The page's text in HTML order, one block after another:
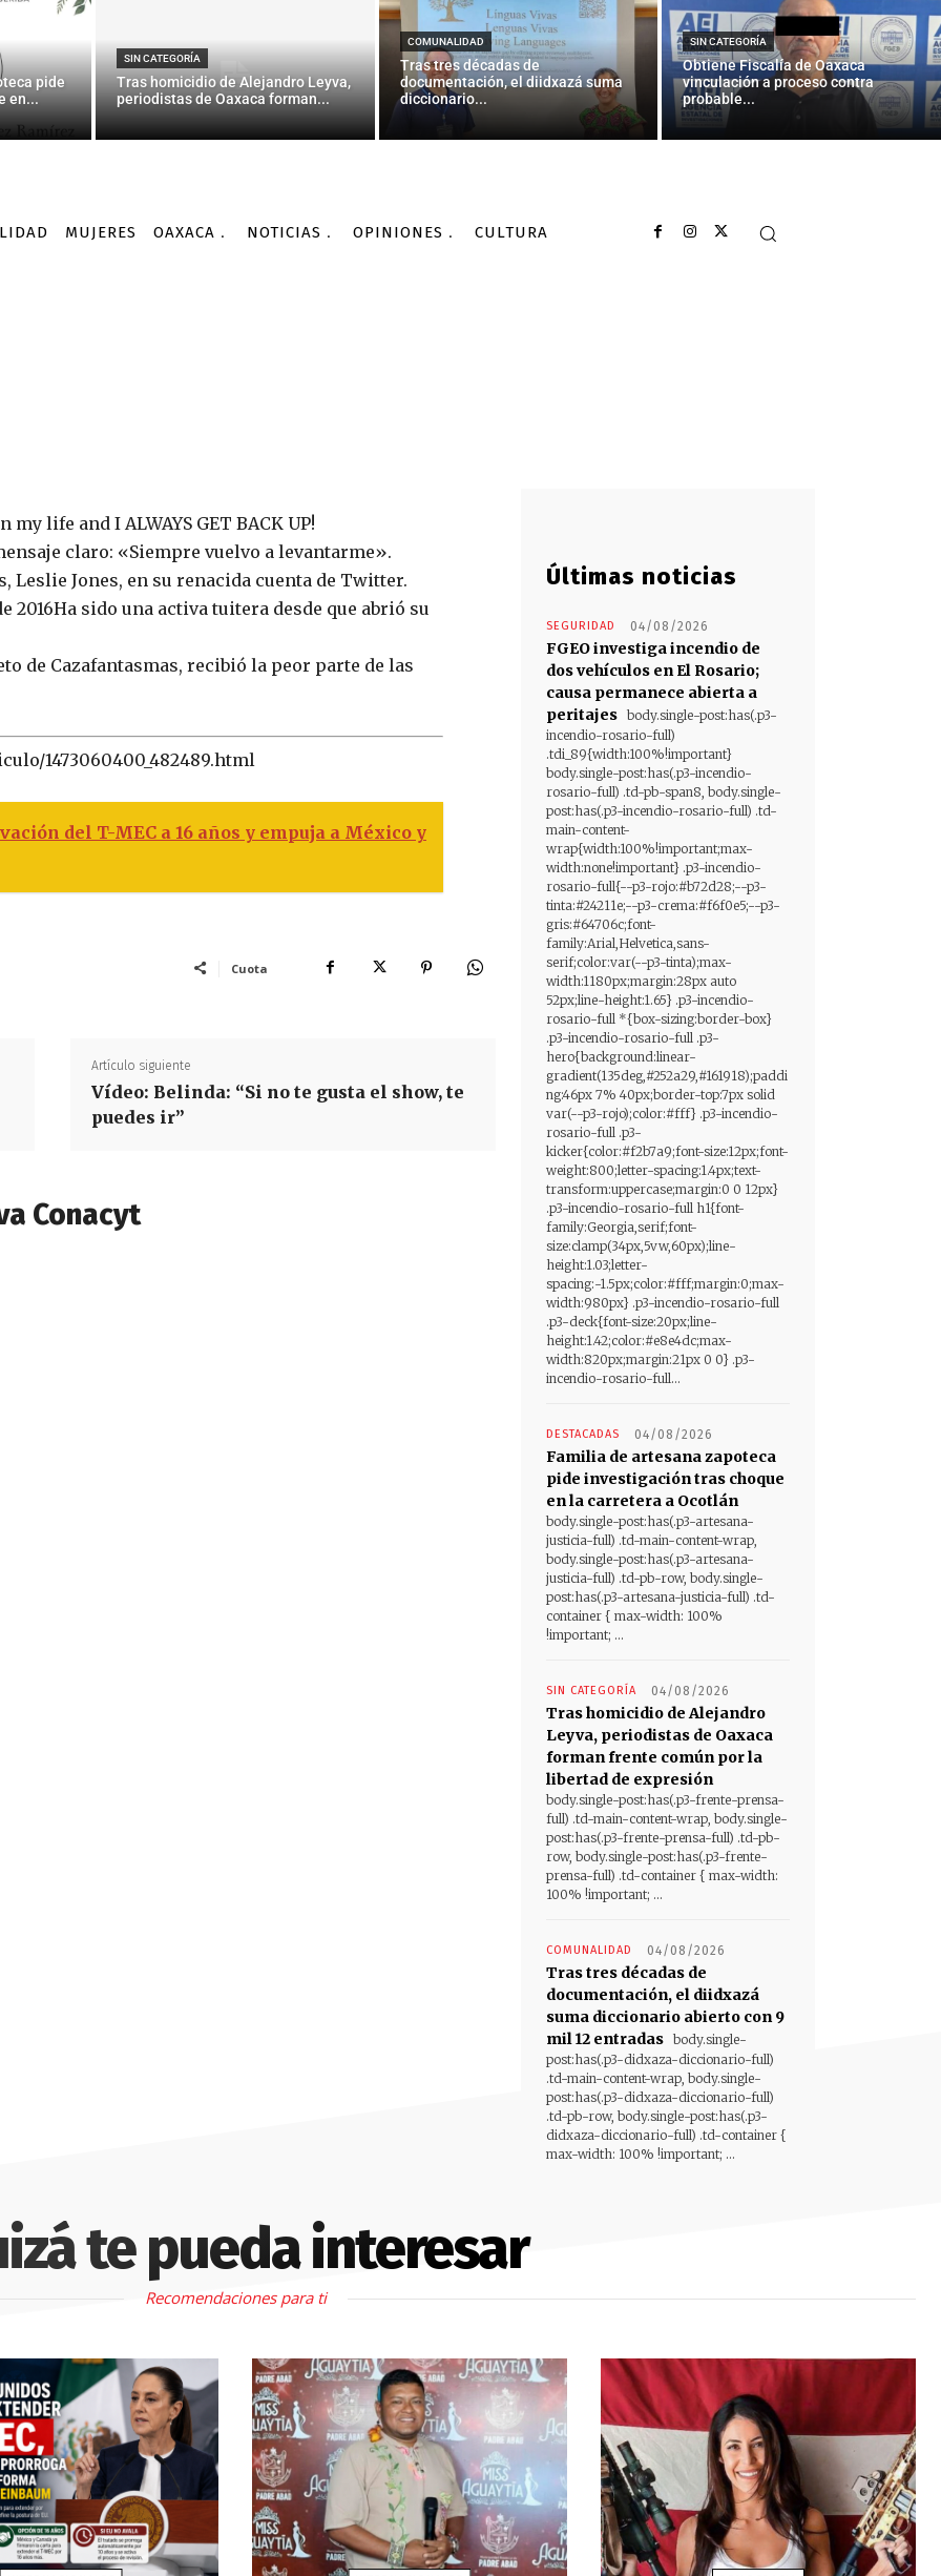
pide
en...
SIN CATEGORÍA
Tras homicidio de Alejandro Leyva,
periodistas de Oaxaca forman...
COMUNALIDAD
Tras tres décadas de
documentación, el diidxazá suma
diccionario...
SIN CATEGORÍA
Obtiene Fiscalía de Oaxaca
vinculación a proceso contra
probable...
MUJERES OAXACA NOTICIAS OPINIONES CULTURA
vuelvo a levantarme»
AGENCIA INFORMATIVA CONACYT - 05/09/2016
life and I ALWAYS GET BACK UP!
claro: «Siempre vuelvo a levantarme».
Leslie Jones, en su renacida cuenta de Twitter.
2016Ha sido una activa tuitera desde que abrió su
de Cazafantasmas, recibió la peor parte de las
1473060400_482489.html
del T-MEC a 16 años y empuja a México y
Cuota
Artículo siguiente
Vídeo: Belinda: “Si no te gusta el show, te
puedes ir”
Conacyt
Últimas noticias
SEGURIDAD 04/08/2026
FGEO investiga incendio de
dos vehículos en El Rosario;
causa permanece abierta a
peritajes body.single-post:has(.p3-
incendio-rosario-full)
.tdi_89{width:100%!important}
body.single-post:has(.p3-incendio-
rosario-full) .td-pb-span8, body.single-
post:has(.p3-incendio-rosario-full) .td-
main-content-
wrap{width:100%!important;max-
width:none!important} .p3-incendio-
rosario-full{--p3-rojo:#b72d28;--p3-
tinta:#24211e;--p3-crema:#f6f0e5;--p3-
gris:#64706c;font-
family:Arial,Helvetica,sans-
serif;color:var(--p3-tinta);max-
width:1180px;margin:28px auto
52px;line-height:1.65} .p3-incendio-
rosario-full *{box-sizing:border-box}
.p3-incendio-rosario-full .p3-
hero{background:linear-
gradient(135deg,#252a29,#161918);paddi
ng:46px 7% 40px;border-top:7px solid
var(--p3-rojo);color:#fff} .p3-incendio-
rosario-full .p3-
kicker{color:#f2b7a9;font-size:12px;font-
weight:800;letter-spacing:1.4px;text-
transform:uppercase;margin:0 0 12px}
.p3-incendio-rosario-full h1{font-
family:Georgia,serif;font-
size:clamp(34px,5vw,60px);line-
height:1.03;letter-
spacing:-1.5px;color:#fff;margin:0;max-
width:980px} .p3-incendio-rosario-full
.p3-deck{font-size:20px;line-
height:1.42;color:#e8e4dc;max-
width:820px;margin:21px 0 0} .p3-
incendio-rosario-full...
DESTACADAS 04/08/2026
Familia de artesana zapoteca
pide investigación tras choque
en la carretera a Ocotlán
body.single-post:has(.p3-artesana-
justicia-full) .td-main-content-wrap,
body.single-post:has(.p3-artesana-
justicia-full) .td-pb-row, body.single-
post:has(.p3-artesana-justicia-full) .td-
container { max-width: 100%
!important; ...
SIN CATEGORÍA 04/08/2026
Tras homicidio de Alejandro
Leyva, periodistas de Oaxaca
forman frente común por la
libertad de expresión
body.single-post:has(.p3-frente-prensa-
full) .td-main-content-wrap, body.single-
post:has(.p3-frente-prensa-full) .td-pb-
row, body.single-post:has(.p3-frente-
prensa-full) .td-container { max-width:
100% !important; ...
COMUNALIDAD 04/08/2026
Tras tres décadas de
documentación, el diidxazá
suma diccionario abierto con 9
mil 12 entradas body.single-
post:has(.p3-didxaza-diccionario-full)
.td-main-content-wrap, body.single-
post:has(.p3-didxaza-diccionario-full)
.td-pb-row, body.single-post:has(.p3-
didxaza-diccionario-full) .td-container {
max-width: 100% !important; ...
te pueda interesar
Recomendaciones para ti